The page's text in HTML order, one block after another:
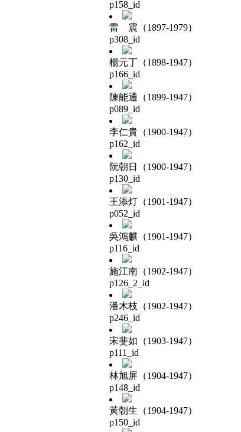
p158_id
雷 震（1897-1979）
p308_id
楊元丁（1898-1947）
p166_id
陳能通（1899-1947）
p089_id
李仁貴（1900-1947）
p162_id
阮朝日（1900-1947）
p130_id
王添灯（1901-1947）
p052_id
吳鴻麒（1901-1947）
p116_id
施江南（1902-1947）
p126_2_id
潘木枝（1902-1947）
p246_id
宋斐如（1903-1947）
p111_id
林旭屏（1904-1947）
p148_id
黃朝生（1904-1947）
p150_id